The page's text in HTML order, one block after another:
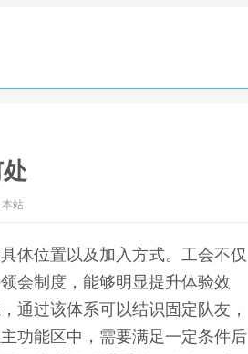
站
体位置以及加入方式。工会不仅
会制度，能够明显提升体验效
通过该体系可以结识固定队友，
功能区中，需要满足一定条件后